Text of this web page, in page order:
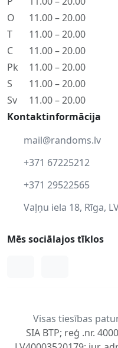
O
11.00 – 20.00
T
11.00 – 20.00
C
11.00 – 20.00
Pk
11.00 – 20.00
S
11.00 – 20.00
Sv
11.00 – 20.00
Kontaktinformācija
mail@randoms.lv
+371 67225212
+371 29522565
Vaļņu iela 18, Rīga,
Mēs sociālajos tīklos
Visas tiesības
SIA BTP; reģ .nr.